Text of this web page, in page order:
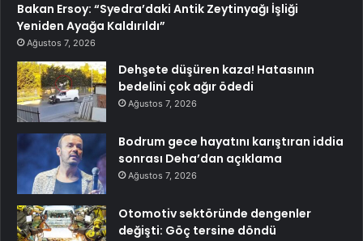
Bakan Ersoy: “Syedra’daki Antik Zeytinyağı İşliği
Yeniden Ayağa Kaldırıldı”
Ağustos 7, 2026
Dehşete düşüren kaza! Hatasının
bedelini çok ağır ödedi
Ağustos 7, 2026
Bodrum gece hayatını karıştıran iddia
sonrası Deha’dan açıklama
Ağustos 7, 2026
Otomotiv sektöründe dengenler
değişti: Göç tersine döndü